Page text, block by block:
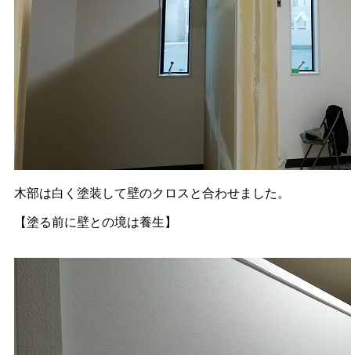
木部は白く塗装して壁のクロスと合わせました。
【塗る前に壁との境は養生】